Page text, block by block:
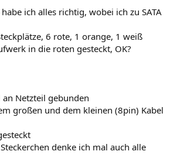
ich alles richtig, wobei ich zu SATA
6 rote, 1 orange, 1 weiß
in die roten gesteckt, OK?
an Netzteil gebunden
großen und dem kleinen (8pin) Kabel
denke ich mal auch alle